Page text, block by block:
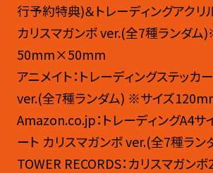
行予約特典)＆トレーディングアクリ
カリスマガンボ ver.(全7種ランダム
50mm×50mm​
アニメイト：トレーディングステッカ
ver.(全7種ランダム) ※サイズ
Amazon.co.jp：トレーディングA4サ
ート カリスマガンボ ver.(全7種ラン
TOWER RECORDS：カリスマガン